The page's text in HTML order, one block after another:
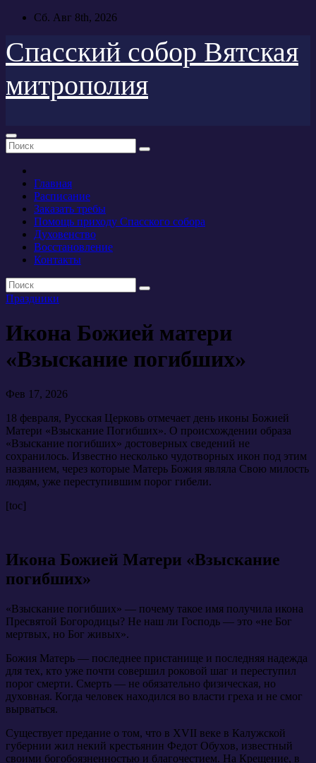
Перейти
содержимому
Сб. Авг 8th, 2026
Спасский собор Вятская
митрополия
Главная
Расписание
Заказать требы
Помощь приходу Спасского собора
Духовенство
Восстановление
Контакты
Праздники
Икона Божией матери
«Взыскание погибших»
Фев 17, 2026
18 февраля, Русская Церковь отмечает день иконы Божией
Матери «Взыскание Погибших». О происхождении образа
«Взыскание погибших» достоверных сведений не
сохранилось. Известно несколько чудотворных икон под этим
названием, через которые Матерь Божия являла Свою милость
людям, уже переступившим порог гибели.
[toc]
Икона Божией Матери «Взыскание
погибших»
«Взыскание погибших» — почему такое имя получила икона
Пресвятой Богородицы? Не наш ли Господь — это «не Бог
мертвых, но Бог живых».
Божия Матерь — последнее пристанище и последняя надежда
для тех, кто уже почти совершил роковой шаг и переступил
порог смерти. Смерть — не обязательно физическая, но
духовная. Когда человек находился во власти греха и не смог
вырваться.
Существует предание о том, что в XVII веке в Калужской
губернии жил некий крестьянин Федот Обухов, известный
своими богобоязненностью и благочестием. На Крещение, в